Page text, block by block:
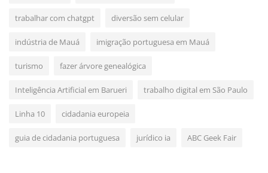
trabalhar com chatgpt diversão sem celular
indústria de Mauá imigração portuguesa em Mauá
turismo fazer árvore genealógica
Inteligência Artificial em Barueri trabalho digital em São Paulo
Linha 10 cidadania europeia
guia de cidadania portuguesa jurídico ia ABC Geek Fair